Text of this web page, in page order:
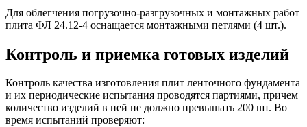
Для облегчения погрузочно-разгрузочных и монтажных работ
плита ФЛ 24.12-4 оснащается монтажными петлями (4 шт.).
Контроль и приемка готовых изделий
Контроль качества изготовления плит ленточного фундамента
и их периодические испытания проводятся партиями, причем
количество изделий в ней не должно превышать 200 шт. Во
время испытаний проверяют: